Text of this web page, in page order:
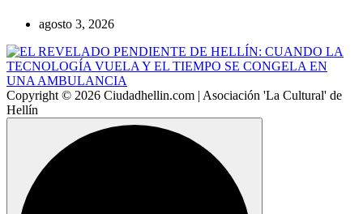
agosto 3, 2026
Copyright © 2026 Ciudadhellin.com | Asociación 'La Cultural' de
Hellín